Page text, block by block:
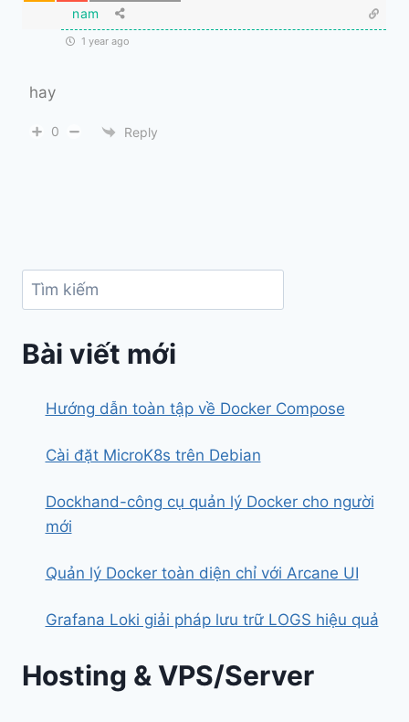
nam
1 year ago
hay
0 Reply
Bài viết mới
Hướng dẫn toàn tập về Docker Compose
Cài đặt MicroK8s trên Debian
Dockhand-công cụ quản lý Docker cho người
mới
Quản lý Docker toàn diện chỉ với Arcane UI
Grafana Loki giải pháp lưu trữ LOGS hiệu quả
Hosting & VPS/Server